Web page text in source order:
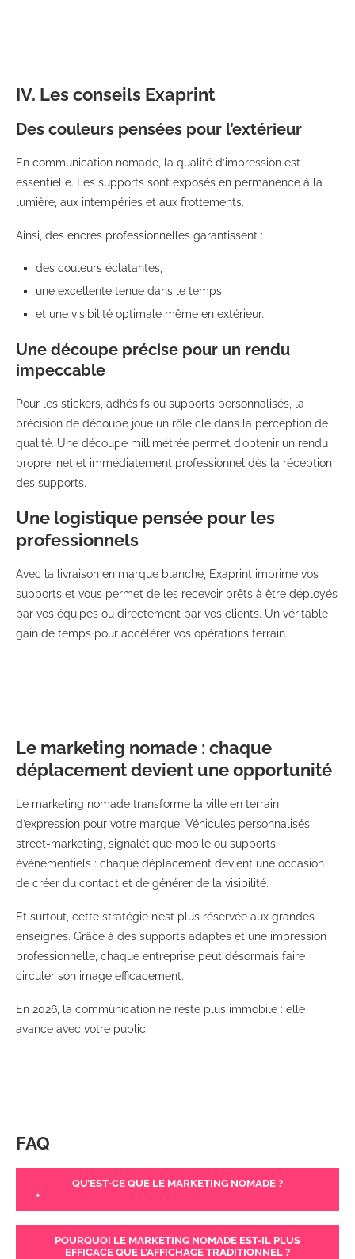
IV. Les conseils Exaprint
Des couleurs pensées pour l’extérieur
En communication nomade, la qualité d’impression est
essentielle. Les supports sont exposés en permanence à la
lumière, aux intempéries et aux frottements.
Ainsi, des encres professionnelles garantissent :
des couleurs éclatantes,
une excellente tenue dans le temps,
et une visibilité optimale même en extérieur.
Une découpe précise pour un rendu
impeccable
Pour les stickers, adhésifs ou supports personnalisés, la
précision de découpe joue un rôle clé dans la perception de
qualité. Une découpe millimétrée permet d’obtenir un rendu
propre, net et immédiatement professionnel dès la réception
des supports.
Une logistique pensée pour les
professionnels
Avec la livraison en marque blanche, Exaprint imprime vos
supports et vous permet de les recevoir prêts à être déployés
par vos équipes ou directement par vos clients. Un véritable
gain de temps pour accélérer vos opérations terrain.
Le marketing nomade : chaque
déplacement devient une opportunité
Le marketing nomade transforme la ville en terrain
d’expression pour votre marque. Véhicules personnalisés,
street-marketing, signalétique mobile ou supports
événementiels : chaque déplacement devient une occasion
de créer du contact et de générer de la visibilité.
Et surtout, cette stratégie n’est plus réservée aux grandes
enseignes. Grâce à des supports adaptés et une impression
professionnelle, chaque entreprise peut désormais faire
circuler son image efficacement.
En 2026, la communication ne reste plus immobile : elle
avance avec votre public.
FAQ
QU’EST-CE QUE LE MARKETING NOMADE ?
+
POURQUOI LE MARKETING NOMADE EST-IL PLUS
EFFICACE QUE L’AFFICHAGE TRADITIONNEL ?